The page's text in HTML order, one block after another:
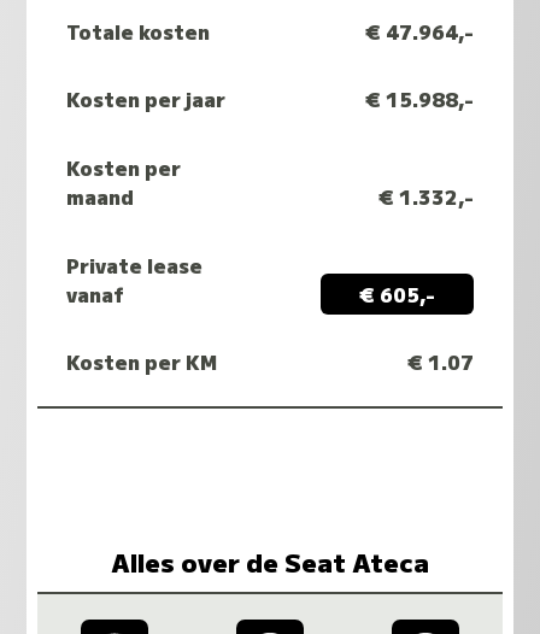
Totale kosten € 47.964,-
Kosten per jaar € 15.988,-
Kosten per
maand
€ 1.332,-
Private lease
vanaf
€ 605,-
Kosten per KM € 1.07
Alles over de Seat Ateca